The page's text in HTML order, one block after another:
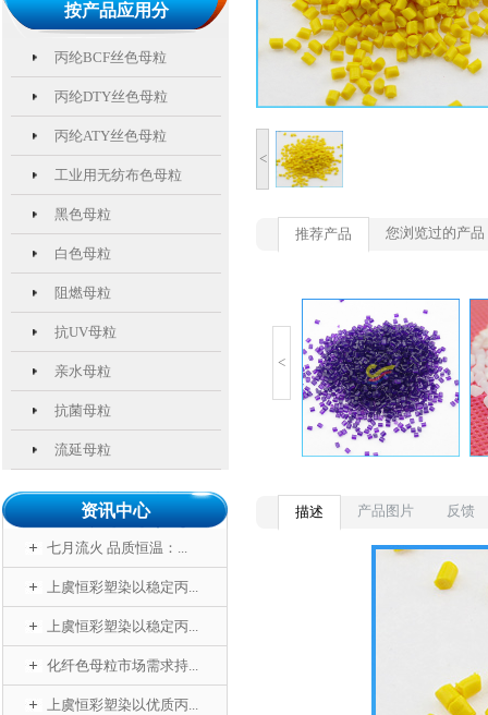
按产品应用分
丙纶BCF丝色母粒
丙纶DTY丝色母粒
丙纶ATY丝色母粒
工业用无纺布色母粒
黑色母粒
白色母粒
阻燃母粒
抗UV母粒
亲水母粒
抗菌母粒
流延母粒
资讯中心
七月流火 品质恒温：...
上虞恒彩塑染以稳定丙...
上虞恒彩塑染以稳定丙...
化纤色母粒市场需求持...
上虞恒彩塑染以优质丙...
<
推荐产品 您浏览过的产品
<
抗老化母粒 亲水母粒
熔喷无纺布色母粒 阻燃母粒
描述 产品图片 反馈